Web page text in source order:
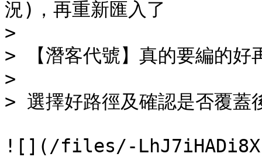
況)，再重新匯入了
>
> 【潛客代號】真的要編的好
>
> 選擇好路徑及確認是否覆蓋
![](/files/-